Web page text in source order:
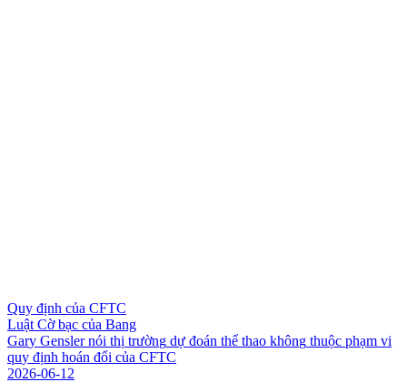
Quy định của CFTC
Luật Cờ bạc của Bang
Gary Gensler nói thị trường dự đoán thể thao không thuộc phạm vi
quy định hoán đổi của CFTC
2026-06-12